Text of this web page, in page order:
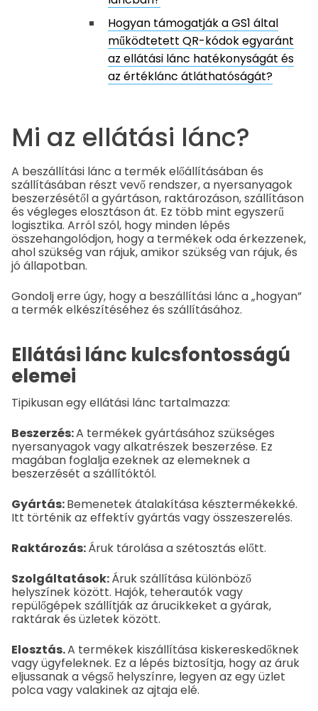
Hogyan támogatják a GS1 által
működtetett QR-kódok egyaránt
az ellátási lánc hatékonyságát és
az értéklánc átláthatóságát?
Mi az ellátási lánc?
A beszállítási lánc a termék előállításában és
szállításában részt vevő rendszer, a nyersanyagok
beszerzésétől a gyártáson, raktározáson, szállításon
és végleges elosztáson át. Ez több mint egyszerű
logisztika. Arról szól, hogy minden lépés
összehangolódjon, hogy a termékek oda érkezzenek,
ahol szükség van rájuk, amikor szükség van rájuk, és
jó állapotban.
Gondolj erre úgy, hogy a beszállítási lánc a „hogyan”
a termék elkészítéséhez és szállításához.
Ellátási lánc kulcsfontosságú
elemei
Tipikusan egy ellátási lánc tartalmazza:
Beszerzés:A termékek gyártásához szükséges
nyersanyagok vagy alkatrészek beszerzése. Ez
magában foglalja ezeknek az elemeknek a
beszerzését a szállítóktól.
Gyártás:Bemenetek átalakítása késztermékekké.
Itt történik az effektív gyártás vagy összeszerelés.
Raktározás:Áruk tárolása a szétosztás előtt.
Szolgáltatások:Áruk szállítása különböző
helyszínek között. Hajók, teherautók vagy
repülőgépek szállítják az árucikkeket a gyárak,
raktárak és üzletek között.
Elosztás.A termékek kiszállítása kiskereskedőknek
vagy ügyfeleknek. Ez a lépés biztosítja, hogy az áruk
eljussanak a végső helyszínre, legyen az egy üzlet
polca vagy valakinek az ajtaja elé.